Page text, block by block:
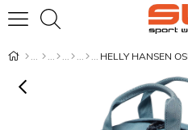
HELLY HANSEN